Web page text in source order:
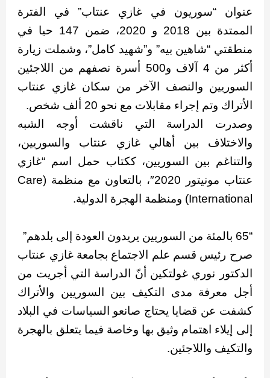
عنوان “سوريون في غازي عنتاب” في الفترة
الممتدة بين 2018 و 2020، ضمن 147 حيا في
منطقتي “شاهين بيه” و”شهيد كامل”، وشملت زيارة
أكثر من 4 آلاف و500 أسرة نصفهم من اللاجئين
السوريين والنصف الآخر من سكان غازي عنتاب
الأتراك وتم إجراء مقابلات مع نحو 20 ألف شخص.
وصدرت الدراسة التي ناقشت أوجه الشبه
والاختلاف بين أهالي غازي عنتاب والسوريين،
والتناغم بين السوريين، ككتاب حمل اسم “غازي
عنتاب مونيتور 2020″، بالتعاون مع منظمة (Care
International) ومنظمة الهجرة الدولية.
“65 بالمئة من السوريين يريدون العودة إلى بلدهم”
صرح رئيس قسم علم الاجتماع بجامعة غازي عنتاب
الدكتور نوري غولتكين أنّ الدراسة التي أجريت من
أجل معرفة مدى التكيف بين السوريين والأتراك
كشفت عن قضايا يحتاج صانعو السياسات في البلاد
إلى إيلاء اهتمام وثيق بها وخاصة فيما يتعلق بالهجرة
والتكيف واللاجئين.